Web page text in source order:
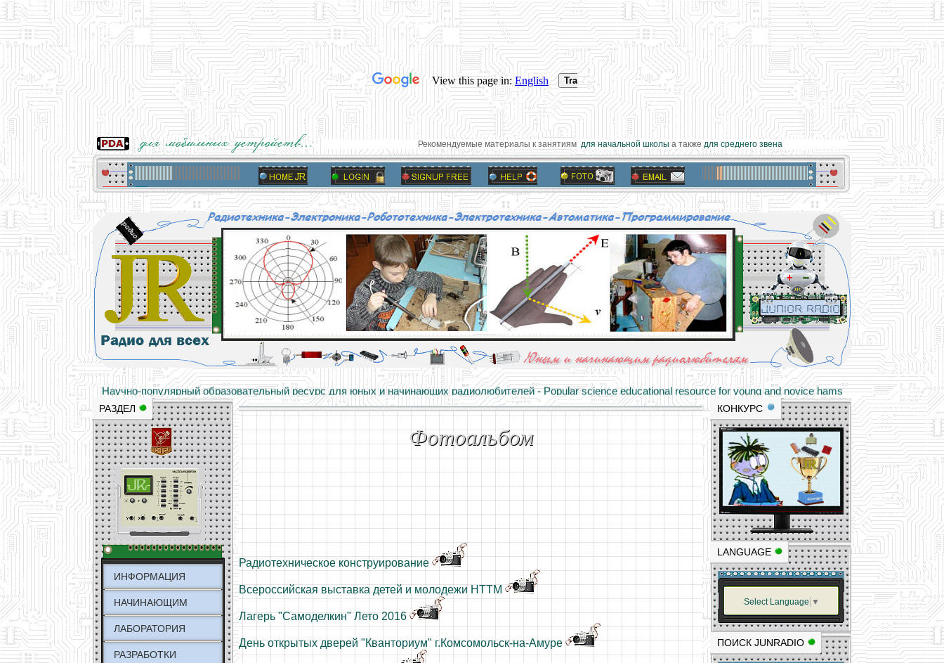
Рекомендуемые материалы к занятиямдля начальной школыа такжедля среднего звена
Научно-популярный образовательный ресурс для юных и начинающих радиолюбителей - Popular science educational resource for young and novice hams
Основы электричества, учебные материалы и опыт профессионалов - Basics of electricity, educational materials and professional experience
РАЗДЕЛ
ИНФОРМАЦИЯ
НАЧИНАЮЩИМ
ЛАБОРАТОРИЯ
РАЗРАБОТКИ
КОНКУРС
LANGUAGE
Select Language ▼
ПОИСК JUNRADIO
Фотоальбом
Радиотехническое конструирование
Всероссийская выставка детей и молодежи НТТМ
Лагерь "Самоделкин" Лето 2016
День открытых дверей "Кванториум" г.Комсомольск-на-Амуре